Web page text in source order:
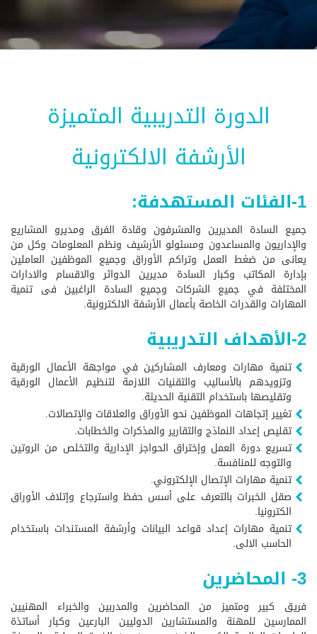
الدورة التدريبية المتميزة
الأرشفة الالكترونية
1-الفئات المستهدفة:
جميع السادة المديرين والمشرفون وقادة الفرق ومديرو المشاريع
والإداريون والمساعدون ومسئولو الأرشيف ونظم المعلومات وكل من
يعانى من ضغط العمل وتراكم الأوراق وجميع الموظفين العاملين
بإدارة المكاتب وكبار السادة مديرين الدوائر والاقسام والادارات
المختلفة في جميع الشركات وجميع السادة الراغبين فى تنمية
المهارات والقدرات الخاصة بأعمال الأرشفة الالكترونية.
2-الأهداف التدريبية
تنمية مهارات ومعارف المشاركين في مواجهة الأعمال الورقية
وتزويدهم بالأساليب والتقنيات اللازمة لتنظيم الأعمال الورقية
وتقليصها باستخدام التقنية الحديثة.
تغيير إتجاهات الموظفين نحو الأوراق والعلاقات والإتصالات.
تقليص إعداد النماذج والتقارير والمذكرات والخطابات.
تسريع دورة العمل وإختراق الحواجز الإدارية والتخلص من الروتين
والتوجه للمنافسة.
تنمية مهارات الإتصال الإلكتروني.
صقل الخبرات بالتعرف على أسس حفظ واسترجاع وإتلاف الأوراق
الكترونيا.
تنمية مهارات إعداد قواعد البيانات وأرشفة المستندات باستخدام
الحاسب الالى.
3- المحاضرين
فريق كبير ومتميز من المحاضرين والمدربين والخبراء المهنيين
الممارسين للمهنة والمستشارين الدوليين البارعين وكبار أساتذة